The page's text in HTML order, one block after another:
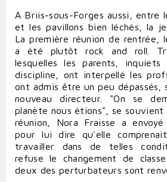
A Briis-sous-Forges aussi, entre
et les pavillons bien léchés, la
La première réunion de rentrée,
a été plutôt rock and roll.
lesquelles les parents, inquiets
discipline, ont interpellé les
ont admis être un peu dépassés,
nouveau directeur. "On se
planète nous étions", se souvient
réunion, Nora Fraisse a
pour lui dire qu'elle
travailler dans de telles
refuse le changement de
deux des perturbateurs sont